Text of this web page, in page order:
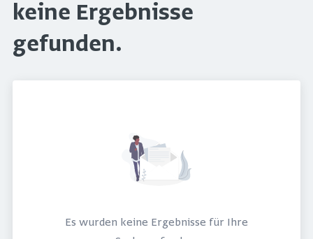
keine Ergebnisse
gefunden.
Es wurden keine Ergebnisse für Ihre